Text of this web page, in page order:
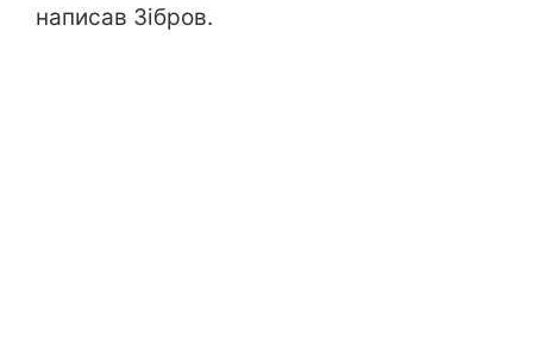
написав Зібров.